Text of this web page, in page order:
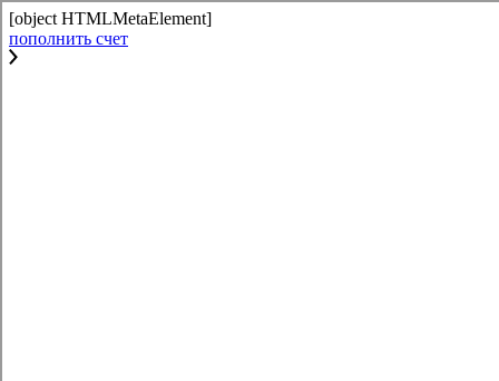
[object HTMLMetaElement]
пополнить счет